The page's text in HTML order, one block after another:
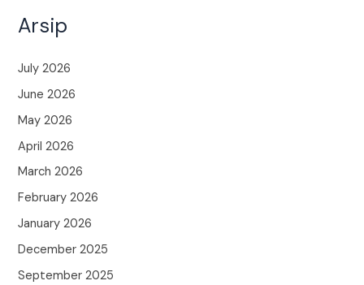
Arsip
July 2026
June 2026
May 2026
April 2026
March 2026
February 2026
January 2026
December 2025
September 2025